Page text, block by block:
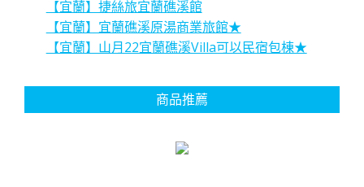
【宜蘭】捷絲旅宜蘭礁溪館
【宜蘭】宜蘭礁溪原湯商業旅館★
【宜蘭】山月22宜蘭礁溪Villa可以民宿包棟★
商品推薦